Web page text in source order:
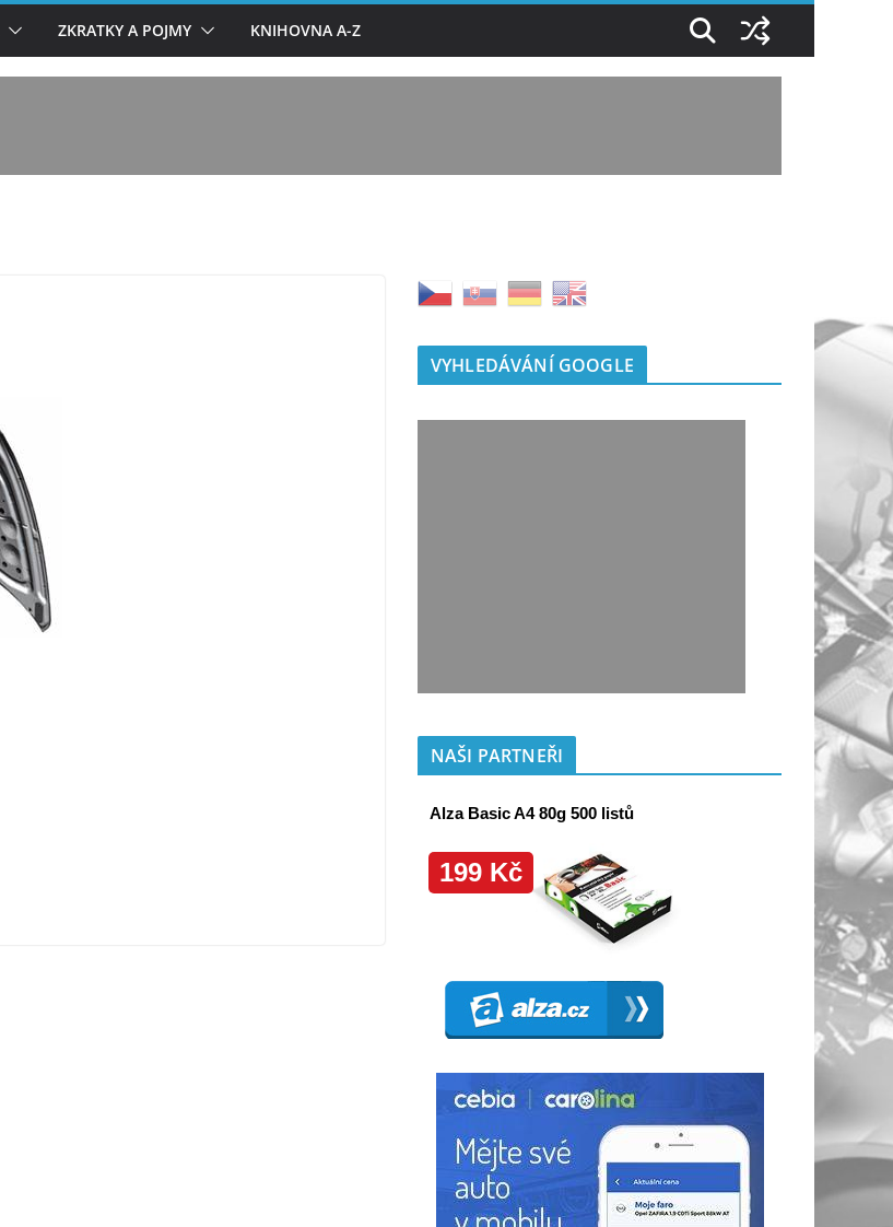
ZKRATKY A POJMY KNIHOVNA A-Z
VYHLEDÁVÁNÍ GOOGLE
NAŠI PARTNEŘI